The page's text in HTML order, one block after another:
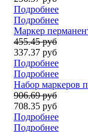
Подробнее
Подробнее
Маркер
455.45 руб
337.37 руб
Подробнее
Подробнее
Набор маркеров
906.69 руб
708.35 руб
Подробнее
Подробнее